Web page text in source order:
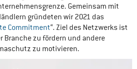
Gemeinsam mit
gründeten wir 2021 das
Commitment“. Ziel des Netzwerks ist
Branche zu fördern und andere
zu motivieren.